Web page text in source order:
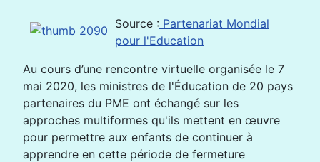
Source : Partenariat Mondial
pour l'Education
Au cours d’une rencontre virtuelle organisée le 7
mai 2020, les ministres de l'Éducation de 20 pays
partenaires du PME ont échangé sur les
approches multiformes qu'ils mettent en œuvre
pour permettre aux enfants de continuer à
apprendre en cette période de fermeture